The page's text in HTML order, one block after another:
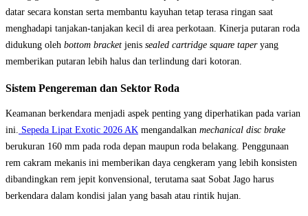
datar secara konstan serta membantu kayuhan tetap terasa ringan saat
menghadapi tanjakan-tanjakan kecil di area perkotaan. Kinerja putaran roda
didukung oleh bottom bracket jenis sealed cartridge square taperyang
memberikan putaran lebih halus dan terlindung dari kotoran.
Sistem Pengereman dan Sektor Roda
Keamanan berkendara menjadi aspek penting yang diperhatikan pada varian
ini. Sepeda Lipat Exotic 2026 AK mengandalkan mechanical disc brake
berukuran 160 mm pada roda depan maupun roda belakang. Penggunaan
rem cakram mekanis ini memberikan daya cengkeram yang lebih konsisten
dibandingkan rem jepit konvensional, terutama saat Sobat Jago harus
berkendara dalam kondisi jalan yang basah atau rintik hujan.